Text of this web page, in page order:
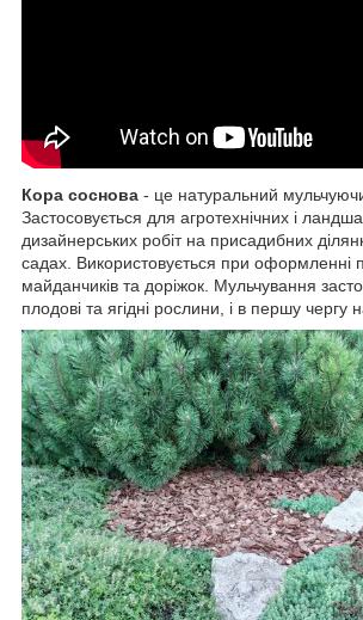
Кора соснова - це натуральний
Застосовується для агротехнічних і
дизайнерських робіт на присадибних
садах. Використовується при оформленні
майданчиків та доріжок. Мульчування
плодові та ягідні рослини, і в першу чергу